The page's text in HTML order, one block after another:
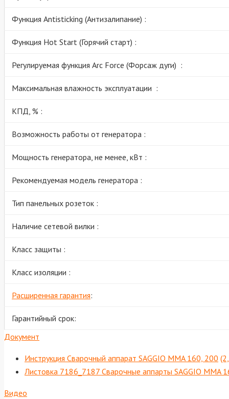
Функция Antisticking (Антизалипание) :
Функция Hot Start (Горячий старт) :
Регулируемая функция Arc Force (Форсаж дуги) :
Максимальная влажность эксплуатации :
КПД, % :
Возможность работы от генератора :
Мощность генератора, не менее, кВт :
Рекомендуемая модель генератора :
Тип панельных розеток :
Наличие сетевой вилки :
Класс защиты :
Класс изоляции :
Расширенная гарантия:
Гарантийный срок:
Документ
Инструкция Сварочный аппарат SAGGIO MMA 160, 200
Листовка 7186_7187 Сварочные аппарты SAGGIO MMA
Видео